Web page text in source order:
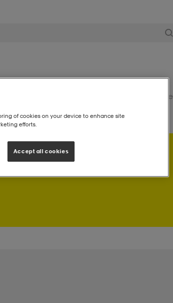
Myymälämme
of cookies on your device to enhance site
efforts.
Accept all cookies